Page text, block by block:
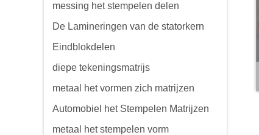
messing het stempelen delen
De Lamineringen van de statorkern
Eindblokdelen
diepe tekeningsmatrijs
metaal het vormen zich matrijzen
Automobiel het Stempelen Matrijzen
metaal het stempelen vorm